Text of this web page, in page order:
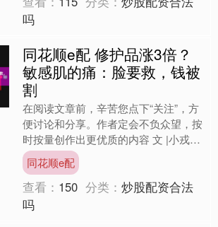
吗
同花顺e配 修护品涨3倍？
敏感肌的痛：脸要救，钱被
割
在阅读文章前，辛苦您点下“关注”，方
便讨论和分享。作者定会不负众望，按
时按量创作出更优质的内容 文 |小戎
在阅读文章前，辛苦您点下“关注”，方
便讨论和分享。作....
同花顺e配
查看： 150 分类：炒股配资合法
吗